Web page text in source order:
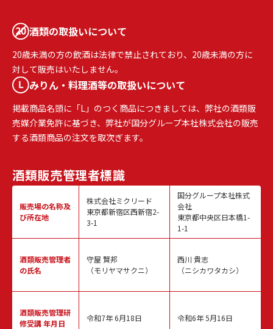
酒類の取扱いについて
20歳未満の方の飲酒は法律で禁止されており、20歳未満の方に
対して販売はいたしません。
みりん・料理酒等の取扱いについて
掲載商品名頭に「L」のつく商品につきましては、弊社の酒類販
売媒介業免許に基づき、弊社が国分グループ本社株式会社の販売
する酒類商品の注文を取次ぎます。
酒類販売管理者標識
販売場の名称及
び所在地
酒類販売管理者
の氏名
酒類販売管理研
修受講 年月日
株式会社ミクリード
東京都新宿区西新宿2-
3-1
守屋 賢邦
（モリヤマサクニ）
令和7年 6月18日
国分グループ本社株式
会社
東京都中央区日本橋1-
1-1
西川 貴志
（ニシカワタカシ）
令和6年 5月16日